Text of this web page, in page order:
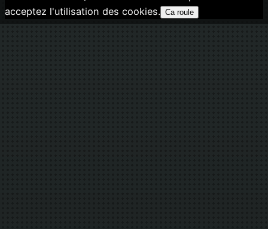
acceptez l'utilisation des cookies. Ca roule